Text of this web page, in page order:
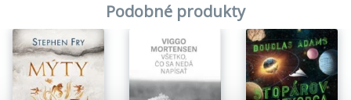
Podobné produkty